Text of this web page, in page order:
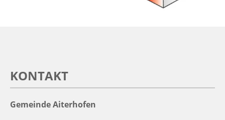
KONTAKT
Gemeinde Aiterhofen